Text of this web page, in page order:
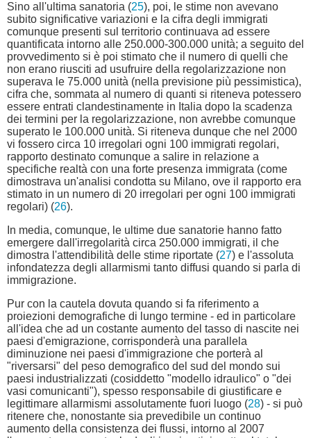
Sino all'ultima sanatoria (25), poi, le stime non avevano
subito significative variazioni e la cifra degli immigrati
comunque presenti sul territorio continuava ad essere
quantificata intorno alle 250.000-300.000 unità; a seguito del
provvedimento si è poi stimato che il numero di quelli che
non erano riusciti ad usufruire della regolarizzazione non
superava le 75.000 unità (nella previsione più pessimistica),
cifra che, sommata al numero di quanti si riteneva potessero
essere entrati clandestinamente in Italia dopo la scadenza
dei termini per la regolarizzazione, non avrebbe comunque
superato le 100.000 unità. Si riteneva dunque che nel 2000
vi fossero circa 10 irregolari ogni 100 immigrati regolari,
rapporto destinato comunque a salire in relazione a
specifiche realtà con una forte presenza immigrata (come
dimostrava un'analisi condotta su Milano, ove il rapporto era
stimato in un numero di 20 irregolari per ogni 100 immigrati
regolari) (26).
In media, comunque, le ultime due sanatorie hanno fatto
emergere dall'irregolarità circa 250.000 immigrati, il che
dimostra l'attendibilità delle stime riportate (27) e l'assoluta
infondatezza degli allarmismi tanto diffusi quando si parla di
immigrazione.
Pur con la cautela dovuta quando si fa riferimento a
proiezioni demografiche di lungo termine - ed in particolare
all'idea che ad un costante aumento del tasso di nascite nei
paesi d'emigrazione, corrisponderà una parallela
diminuzione nei paesi d'immigrazione che porterà al
"riversarsi" del peso demografico del sud del mondo sui
paesi industrializzati (cosiddetto "modello idraulico" o "dei
vasi comunicanti"), spesso responsabile di giustificare e
legittimare allarmismi assolutamente fuori luogo (28) - si può
ritenere che, nonostante sia prevedibile un continuo
aumento della consistenza dei flussi, intorno al 2007